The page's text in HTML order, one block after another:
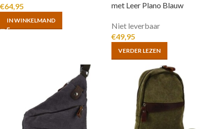
€64,95
IN WINKELMAND
met Leer Plano Blauw
Niet leverbaar
€49,95
VERDER LEZEN